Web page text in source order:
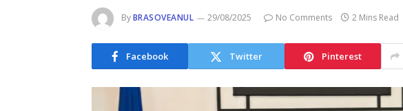
ByBRASOVEANUL 29/08/2025 No Comments 2 Mins Read
Facebook Twitter Pinterest